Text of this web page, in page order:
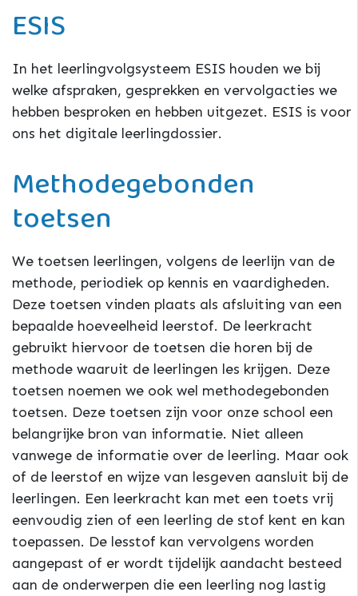
ESIS
In het leerlingvolgsysteem ESIS houden we bij
welke afspraken, gesprekken en vervolgacties we
hebben besproken en hebben uitgezet. ESIS is voor
ons het digitale leerlingdossier.
Methodegebonden
toetsen
We toetsen leerlingen, volgens de leerlijn van de
methode, periodiek op kennis en vaardigheden.
Deze toetsen vinden plaats als afsluiting van een
bepaalde hoeveelheid leerstof. De leerkracht
gebruikt hiervoor de toetsen die horen bij de
methode waaruit de leerlingen les krijgen. Deze
toetsen noemen we ook wel methodegebonden
toetsen. Deze toetsen zijn voor onze school een
belangrijke bron van informatie. Niet alleen
vanwege de informatie over de leerling. Maar ook
of de leerstof en wijze van lesgeven aansluit bij de
leerlingen. Een leerkracht kan met een toets vrij
eenvoudig zien of een leerling de stof kent en kan
toepassen. De lesstof kan vervolgens worden
aangepast of er wordt tijdelijk aandacht besteed
aan de onderwerpen die een leerling nog lastig